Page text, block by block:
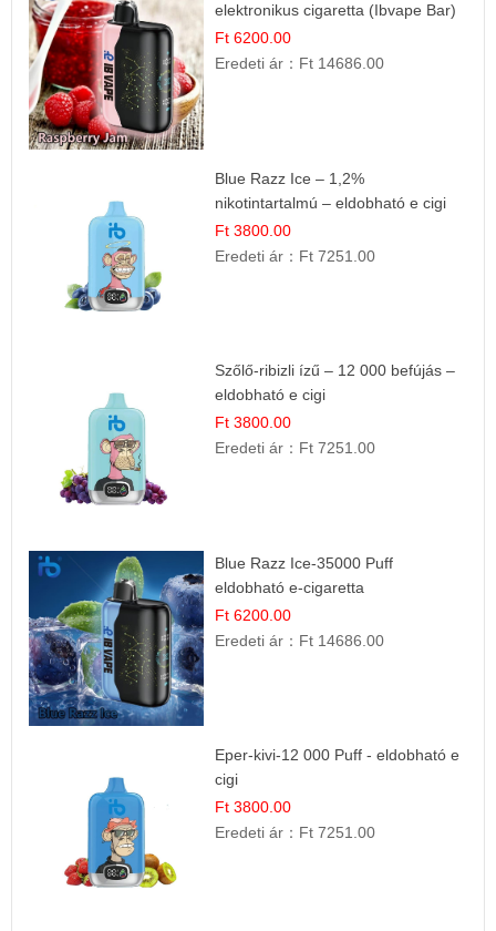
elektronikus cigaretta (Ibvape Bar)
Ft 6200.00
Eredeti ár： Ft 14686.00
Blue Razz Ice – 1,2%
nikotintartalmú – eldobható e cigi
Ft 3800.00
Eredeti ár： Ft 7251.00
Szőlő-ribizli ízű – 12 000 befújás –
eldobható e cigi
Ft 3800.00
Eredeti ár： Ft 7251.00
Blue Razz Ice-35000 Puff
eldobható e-cigaretta
Ft 6200.00
Eredeti ár： Ft 14686.00
Eper-kivi-12 000 Puff - eldobható e
cigi
Ft 3800.00
Eredeti ár： Ft 7251.00